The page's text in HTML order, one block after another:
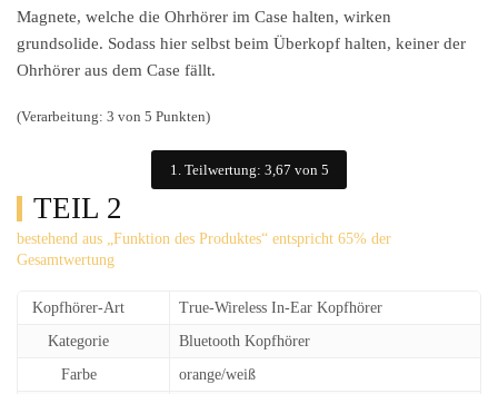
Magnete, welche die Ohrhörer im Case halten, wirken
grundsolide. Sodass hier selbst beim Überkopf halten, keiner der
Ohrhörer aus dem Case fällt.
(Verarbeitung: 3 von 5 Punkten)
1. Teilwertung: 3,67 von 5
TEIL 2
bestehend aus „Funktion des Produktes“ entspricht 65% der
Gesamtwertung
Kopfhörer-Art
True-Wireless In-Ear Kopfhörer
Kategorie
Bluetooth Kopfhörer
Farbe
orange/weiß